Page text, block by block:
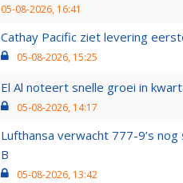
05-08-2026, 16:41
Cathay Pacific ziet levering
05-08-2026, 15:25
El Al noteert snelle groei in
05-08-2026, 14:17
Lufthansa verwacht 777-9’s
B
05-08-2026, 13:42